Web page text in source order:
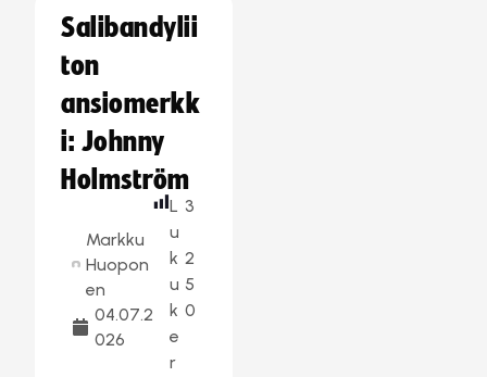
Salibandylii
ton
ansiomerkk
i: Johnny
Holmström
Markku
Huopon
en
04.07.2
026
L
u
k
u
k
e
r
3
2
5
0